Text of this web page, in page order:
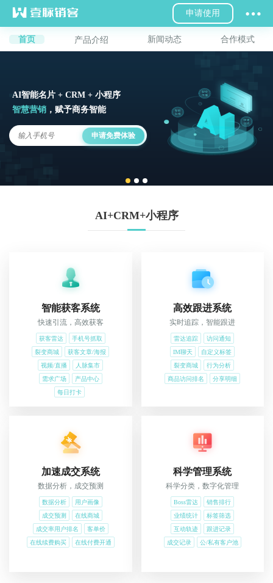
申请使用
首页 产品介绍 新闻动态 合作模式
AI智能名片 + CRM + 小程序
智慧营销 ，赋予商务智能
申请免费体验
AI+CRM+小程序
智能获客系统
快速引流，高效获客
获客雷达
手机号抓取
裂变商城
获客文章/海报
视频/直播
人脉集市
需求广场
产品中心
每日打卡
高效跟进系统
实时追踪，智能跟进
雷达追踪
访问通知
IM聊天
自定义标签
裂变商城
行为分析
商品访问排名
分享明细
加速成交系统
数据分析，成交预测
数据分析
用户画像
成交预测
在线商城
成交率用户排名
客单价
在线续费购买
在线付费开通
科学管理系统
科学分类，数字化管理
Boss雷达
销售排行
业绩统计
标签筛选
互动轨迹
跟进记录
成交记录
公/私有客户池